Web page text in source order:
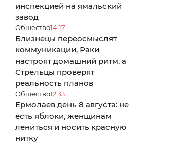
инспекцией на ямальский
завод
Общество14:17
Близнецы переосмыслят
коммуникации, Раки
настроят домашний ритм, а
Стрельцы проверят
реальность планов
Общество12:33
Ермолаев день 8 августа: не
есть яблоки, женщинам
лениться и носить красную
нитку